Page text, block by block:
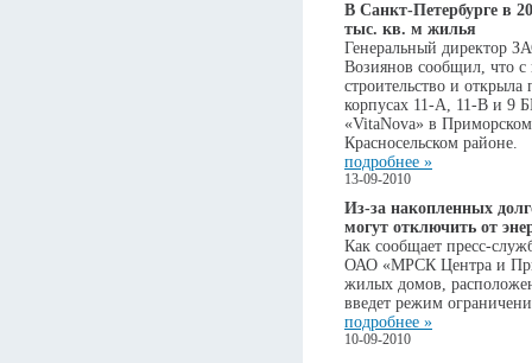
В Санкт-Петербурге в
тыс. кв. м жилья
Генеральный директор
Возиянов сообщил, что с
строительство и
корпусах 11-А, 11-В и 9
«VitaNova» в
Красносельском районе.
подробнее »
13-09-2010
Из-за накопленных
могут отключить от
Как сообщает пресс-
ОАО «МРСК Центра и
жилых домов,
введет режим
подробнее »
10-09-2010